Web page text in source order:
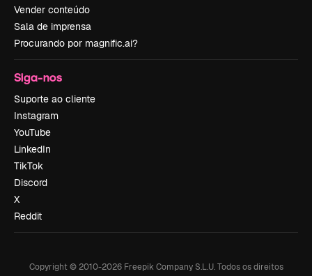
Vender conteúdo
Sala de imprensa
Procurando por magnific.ai?
Siga-nos
Suporte ao cliente
Instagram
YouTube
LinkedIn
TikTok
Discord
X
Reddit
Copyright © 2010-2026Freepik Company S.L.U. Todos os direitos